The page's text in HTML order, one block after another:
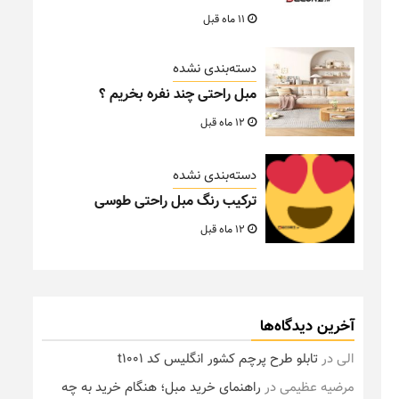
دسته‌بندی نشده
مبل راحتی چند نفره بخریم ؟
دسته‌بندی نشده
ترکیب رنگ مبل راحتی طوسی
آخرین دیدگاه‌ها
الیدرتابلو طرح پرچم کشور انگلیس کد t1001
مرضیه عظیمیدر راهنمای خرید مبل؛ هنگام خرید به چه